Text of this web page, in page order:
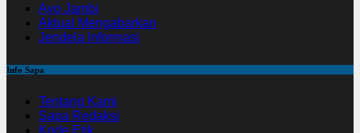
Ayo Jambi
Aktual Mengabarkan
Jendela Informasi
Info Sapa
Tentang Kami
Sapa Redaksi
Kode Etik